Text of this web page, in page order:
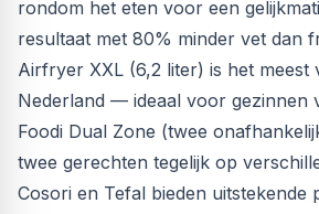
rondom het eten voor een
resultaat met 80% minder vet dan
Airfryer XXL (6,2 liter) is het meest
Nederland — ideaal voor gezinnen
Foodi Dual Zone (twee
twee gerechten tegelijk op
Cosori en Tefal bieden uitstekende